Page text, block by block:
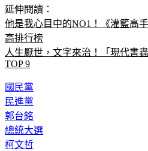
延伸閱讀：
他是我心目中的NO1！《灌籃高
高排行榜
人生厭世，文字來治！「現代書
TOP 9
國民黨
民進黨
郭台銘
總統大選
柯文哲